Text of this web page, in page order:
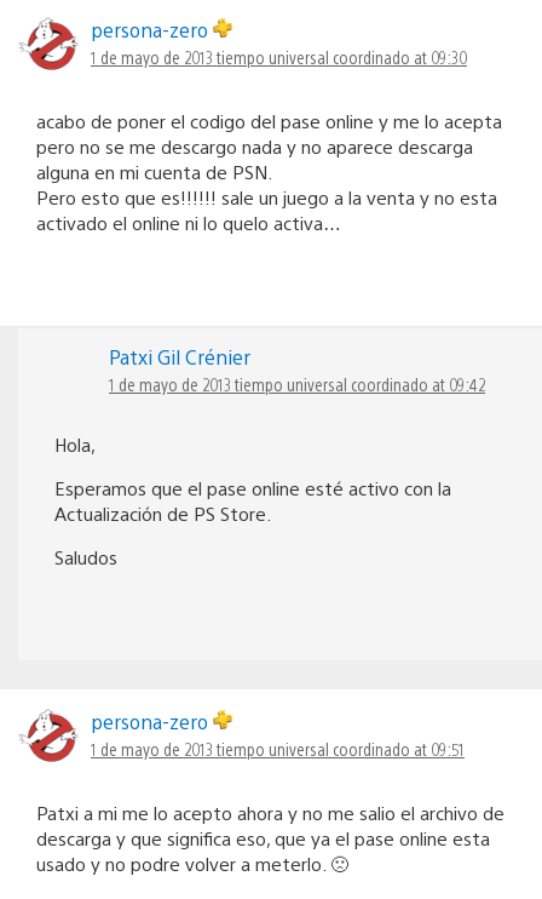
persona-zero
1 de mayo de 2013 tiempo universal coordinado at 09:30
acabo de poner el codigo del pase online y me lo acepta
pero no se me descargo nada y no aparece descarga
alguna en mi cuenta de PSN.
Pero esto que es!!!!!! sale un juego a la venta y no esta
activado el online ni lo quelo activa…
Patxi Gil Crénier
1 de mayo de 2013 tiempo universal coordinado at 09:42
Hola,
Esperamos que el pase online esté activo con la
Actualización de PS Store.
Saludos
persona-zero
1 de mayo de 2013 tiempo universal coordinado at 09:51
Patxi a mi me lo acepto ahora y no me salio el archivo de
descarga y que significa eso, que ya el pase online esta
usado y no podre volver a meterlo. 🙁